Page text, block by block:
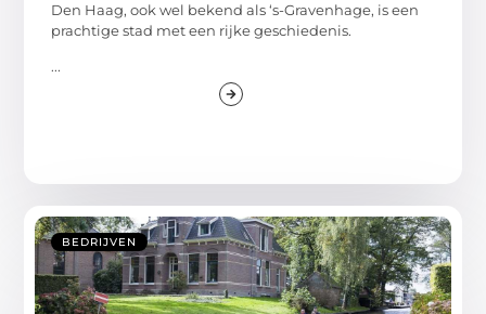
Den Haag, ook wel bekend als ‘s-Gravenhage, is een
prachtige stad met een rijke geschiedenis.
...
BEDRIJVEN